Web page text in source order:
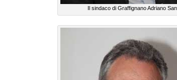
Il sindaco di Graffignano Adriano